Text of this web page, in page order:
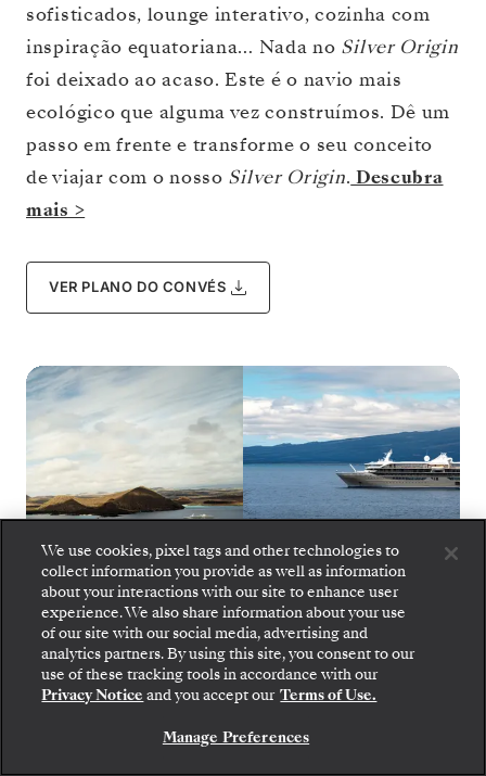
sofisticados, lounge interativo, cozinha com
inspiração equatoriana… Nada no Silver Origin
foi deixado ao acaso. Este é o navio mais
ecológico que alguma vez construímos. Dê um
passo em frente e transforme o seu conceito
de viajar com o nosso Silver Origin. Descubra
mais >
VER PLANO DO CONVÉS
Silver Origin
We use cookies, pixel tags and other technologies to
collect information you provide as well as information
about your interactions with our site to enhance user
experience. We also share information about your use
of our site with our social media, advertising and
analytics partners. By using this site, you consent to our
use of these tracking tools in accordance with our
Privacy Notice and you accept our Terms of Use.
Manage Preferences